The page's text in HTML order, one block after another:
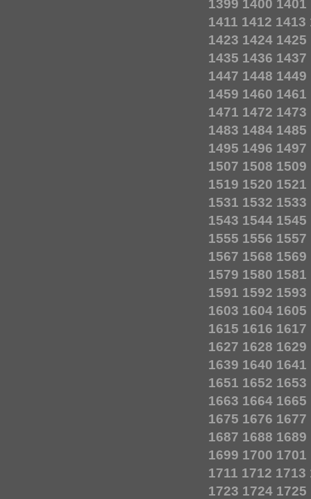
1399 1400 1401
1411 1412 1413
1423 1424 1425
1435 1436 1437
1447 1448 1449
1459 1460 1461
1471 1472 1473
1483 1484 1485
1495 1496 1497
1507 1508 1509
1519 1520 1521
1531 1532 1533
1543 1544 1545
1555 1556 1557
1567 1568 1569
1579 1580 1581
1591 1592 1593
1603 1604 1605
1615 1616 1617
1627 1628 1629
1639 1640 1641
1651 1652 1653
1663 1664 1665
1675 1676 1677
1687 1688 1689
1699 1700 1701
1711 1712 1713
1723 1724 1725